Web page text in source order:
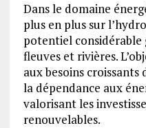
Dans le domaine
plus en plus sur
potentiel considérable
fleuves et rivières.
aux besoins
la dépendance aux
valorisant les
renouvelables.